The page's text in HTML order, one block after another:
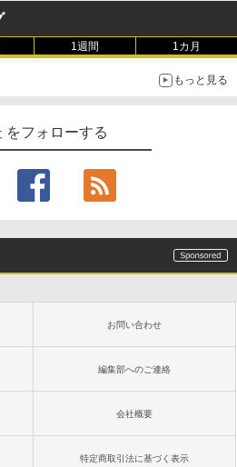
ジ、ノート機能搭載、明るさ自動調
調調節ライト、プレミアムペン付
ラファイト1週間 1カ月
もっと見る
をフォローする
お問い合わせ
編集部へのご連絡
会社概要
特定商取引法に基づく表示